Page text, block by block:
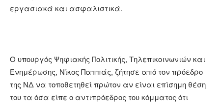
εργασιακά και ασφαλιστικά.
Ο υπουργός Ψηφιακής Πολιτικής, Τηλεπικοινωνιών και
Ενημέρωσης, Νίκος Παππάς, ζήτησε από τον πρόεδρο
της ΝΔ να τοποθετηθεί πρώτον αν είναι επίσημη θέση
του τα όσα είπε ο αντιπρόεδρος του κόμματος ότι